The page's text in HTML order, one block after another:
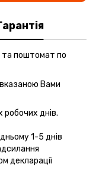
та поштомат по
Вами
днів.
1-5 днів
декларації